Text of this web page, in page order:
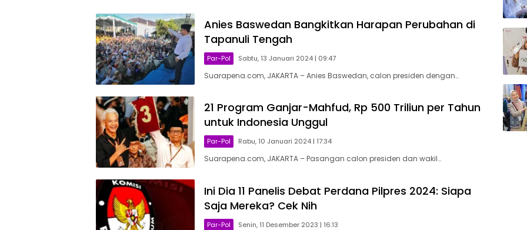
Anies Baswedan Bangkitkan Harapan Perubahan di
Tapanuli Tengah
Par-Pol Sabtu, 13 Januari 2024 | 09:47
Suarapena.com, JAKARTA – Anies Baswedan, calon presiden dengan…
21 Program Ganjar-Mahfud, Rp 500 Triliun per Tahun
untuk Indonesia Unggul
Par-Pol Rabu, 10 Januari 2024 | 17:34
Suarapena.com, JAKARTA – Pasangan calon presiden dan wakil…
Ini Dia 11 Panelis Debat Perdana Pilpres 2024: Siapa
Saja Mereka? Cek Nih
Par-Pol Senin, 11 Desember 2023 | 16:13